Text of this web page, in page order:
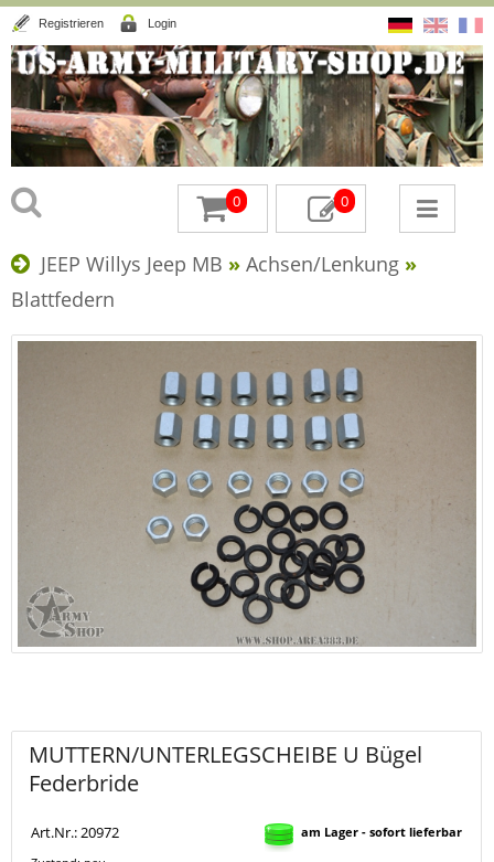
Registrieren Login
0 0
JEEP Willys Jeep MB » Achsen/Lenkung »
Blattfedern
MUTTERN/UNTERLEGSCHEIBE U Bügel
Federbride
Art.Nr.: 20972 am Lager - sofort lieferbar